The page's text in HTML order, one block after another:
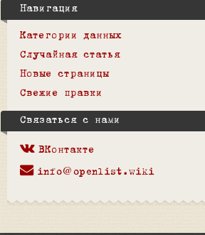
Навигация
Категории данных
Случайная статья
Новые страницы
Свежие правки
Связаться с нами
ВКонтакте
info@openlist.wiki